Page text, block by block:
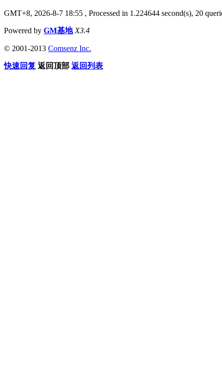
GMT+8, 2026-8-7 18:55 , Processed in 1.224644 second(s), 20
Powered by GM基地 X3.4
© 2001-2013 Comsenz Inc.
快速回复 返回顶部 返回列表